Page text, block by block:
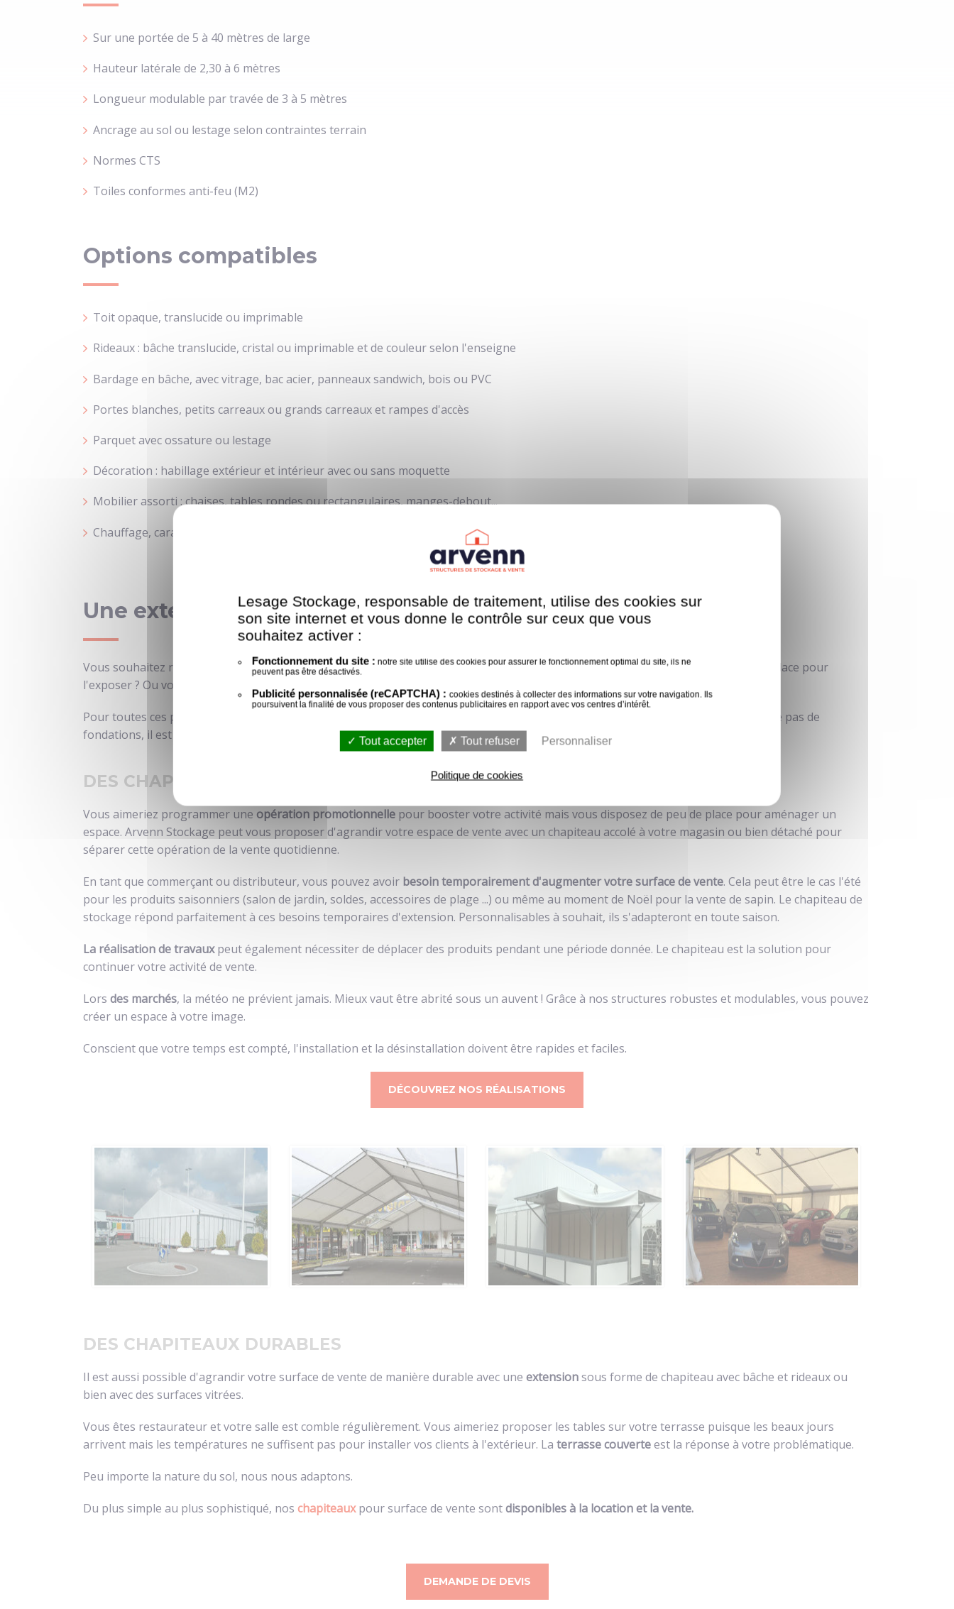
Sur une portée de 5 à 40 mètres de large
Hauteur latérale de 2,30 à 6 mètres
Longueur modulable par travée de 3 à 5 mètres
Ancrage au sol ou lestage selon contraintes terrain
Normes CTS
Toiles conformes anti-feu (M2)
Options compatibles
Toit opaque, translucide ou imprimable
Rideaux : bâche translucide, cristal ou imprimable et de couleur selon l'enseigne
Bardage en bâche, avec vitrage, bac acier, panneaux sandwich, bois ou PVC
Portes blanches, petits carreaux ou grands carreaux et rampes d'accès
Parquet avec ossature ou lestage
Décoration : habillage extérieur et intérieur avec ou sans moquette
Mobilier assorti : chaises, tables rondes ou rectangulaires, manges-debout...
Chauffage, caravane sanitaire, éclairage intérieur et extérieur...
Une extension de votre magasin à moindre frais
Vous souhaitez réaliser des travaux dans votre local ? Vous avez uneopération promotionnelleà programmer mais pas assez de place pour
l'exposer ? Ou vous souhaitez tout simplement avoir une surface de vente supplémentaire, fixe ou itinérante ?
Pour toutes ces problématiques, le
est la solution la plus économique et rapide à mettre en place. Il ne nécessite pas de
fondations, il est totalement flexible et modulaire.
DES CHAPITEAUX TEMPORAIRES
Vous aimeriez programmer une opération promotionnelle pour booster votre activité mais vous disposez de peu de place pour aménager un
espace. Arvenn Stockage peut vous proposer d'agrandir votre espace de vente avec un chapiteau accolé à votre magasin ou bien détaché pour
séparer cette opération de la vente quotidienne.
En tant que commerçant ou distributeur, vous pouvez avoir besoin temporairement d'augmenter votre surface de vente. Cela peut être le cas l'été
pour les produits saisonniers (salon de jardin, soldes, accessoires de plage ...) ou même au moment de Noël pour la vente de sapin. Le chapiteau de
stockage répond parfaitement à ces besoins temporaires d'extension. Personnalisables à souhait, ils s'adapteront en toute saison.
La réalisation de travauxpeut également nécessiter de déplacer des produits pendant une période donnée. Le chapiteau est la solution pour
continuer votre activité de vente.
Lors des marchés, la météo ne prévient jamais. Mieux vaut être abrité sous un auvent ! Grâce à nos structures robustes et modulables, vous pouvez
créer un espace à votre image.
Conscient que votre temps est compté, l'installation et la désinstallation doivent être rapides et faciles.
DÉCOUVREZ NOS RÉALISATIONS
Chapiteau pour
surface de vente
saisonnière
implanté sur le
parking du
supermarché
Grande surface
de vente
temporaire avec
alternance de
toit opaque et
toit translucide
pour amener de
Chapiteau pour
exposition et
vente de
voitures avec
parquet
renforcé pour
supporter le
DES CHAPITEAUX DURABLES
Il est aussi possible d'agrandir votre surface de vente de manière durable avec une extensionsous forme de chapiteau avec bâche et rideaux ou
bien avec des surfaces vitrées.
Vous êtes restaurateur et votre salle est comble régulièrement. Vous aimeriez proposer les tables sur votre terrasse puisque les beaux jours
arrivent mais les températures ne suffisent pas pour installer vos clients à l'extérieur. La terrasse couverteest la réponse à votre problématique.
Peu importe la nature du sol, nous nous adaptons.
Du plus simple au plus sophistiqué, nos chapiteauxpour surface de vente sontdisponibles à la location et la vente.
DEMANDE DE DEVIS
Lesage Stockage, responsable de traitement, utilise des cookies sur
son site internet et vous donne le contrôle sur ceux que vous
souhaitez activer :
Fonctionnement du site : notre site utilise des cookies pour assurer le fonctionnement optimal du site, ils ne
peuvent pas être désactivés.
Publicité personnalisée (reCAPTCHA) : cookies destinés à collecter des informations sur votre navigation. Ils
poursuivent la finalité de vous proposer des contenus publicitaires en rapport avec vos centres d’intérêt.
Tout accepter Tout refuser Personnaliser
Politique de cookies